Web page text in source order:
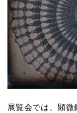
展覧会では、顕